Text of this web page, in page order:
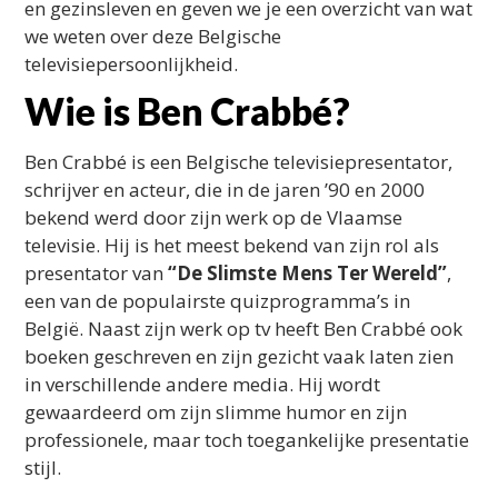
en gezinsleven en geven we je een overzicht van wat
we weten over deze Belgische
televisiepersoonlijkheid.
Wie is Ben Crabbé?
Ben Crabbé is een Belgische televisiepresentator,
schrijver en acteur, die in de jaren ’90 en 2000
bekend werd door zijn werk op de Vlaamse
televisie. Hij is het meest bekend van zijn rol als
presentator van“De Slimste Mens Ter Wereld”,
een van de populairste quizprogramma’s in
België. Naast zijn werk op tv heeft Ben Crabbé ook
boeken geschreven en zijn gezicht vaak laten zien
in verschillende andere media. Hij wordt
gewaardeerd om zijn slimme humor en zijn
professionele, maar toch toegankelijke presentatie
stijl.